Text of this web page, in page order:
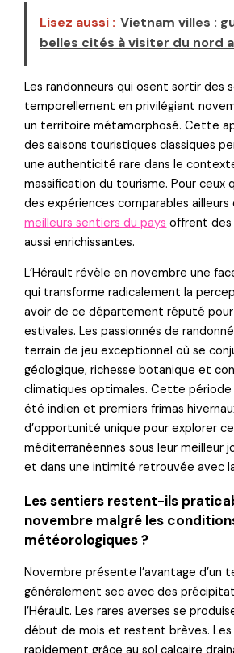
Lisez aussi : Vietnam villes :
belles cités à visiter du nord
Les randonneurs qui osent sortir des
temporellement en privilégiant
un territoire métamorphosé. Cette
des saisons touristiques classiques
une authenticité rare dans le
massification du tourisme. Pour ceux
des expériences comparables ailleurs
meilleurs sentiers du pays offrent
aussi enrichissantes.
L’Hérault révèle en novembre une
qui transforme radicalement la
avoir de ce département réputé pour
estivales. Les passionnés de
terrain de jeu exceptionnel où se
géologique, richesse botanique et
climatiques optimales. Cette
été indien et premiers frimas
d’opportunité unique pour explorer
méditerranéennes sous leur meilleur
et dans une intimité retrouvée avec
Les sentiers restent-ils
novembre malgré les
météorologiques ?
Novembre présente l’avantage d’un
généralement sec avec des
l’Hérault. Les rares averses se
début de mois et restent brèves.